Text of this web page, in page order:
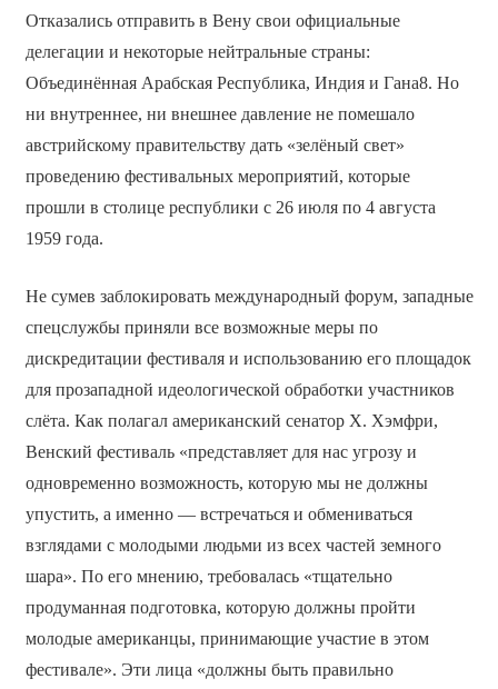
Отказались отправить в Вену свои официальные
делегации и некоторые нейтральные страны:
Объединённая Арабская Республика, Индия и Гана8. Но
ни внутреннее, ни внешнее давление не помешало
австрийскому правительству дать «зелёный свет»
проведению фестивальных мероприятий, которые
прошли в столице республики с 26 июля по 4 августа
1959 года.
Не сумев заблокировать международный форум, западные
спецслужбы приняли все возможные меры по
дискредитации фестиваля и использованию его площадок
для прозападной идеологической обработки участников
слёта. Как полагал американский сенатор Х. Хэмфри,
Венский фестиваль «представляет для нас угрозу и
одновременно возможность, которую мы не должны
упустить, а именно — встречаться и обмениваться
взглядами с молодыми людьми из всех частей земного
шара». По его мнению, требовалась «тщательно
продуманная подготовка, которую должны пройти
молодые американцы, принимающие участие в этом
фестивале». Эти лица «должны быть правильно